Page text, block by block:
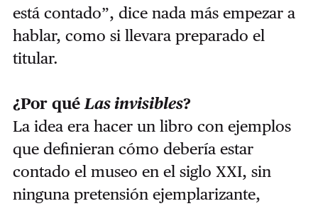
está contado”, dice nada más empezar a
hablar, como si llevara preparado el
titular.
¿Por qué Las invisibles?
La idea era hacer un libro con ejemplos
que definieran cómo debería estar
contado el museo en el siglo XXI, sin
ninguna pretensión ejemplarizante,